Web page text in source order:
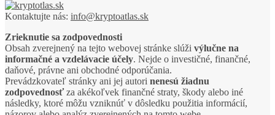
Kontaktujte nás: info@kryptoatlas.sk
Zrieknutie sa zodpovednosti
Obsah zverejnený na tejto webovej stránke slúži výlučne na
informačné a vzdelávacie účely. Nejde o investičné, finančné,
daňové, právne ani obchodné odporúčania.
Prevádzkovateľ stránky ani jej autori nenesú žiadnu
zodpovednosťza akékoľvek finančné straty, škody alebo iné
následky, ktoré môžu vzniknúť v dôsledku použitia informácií,